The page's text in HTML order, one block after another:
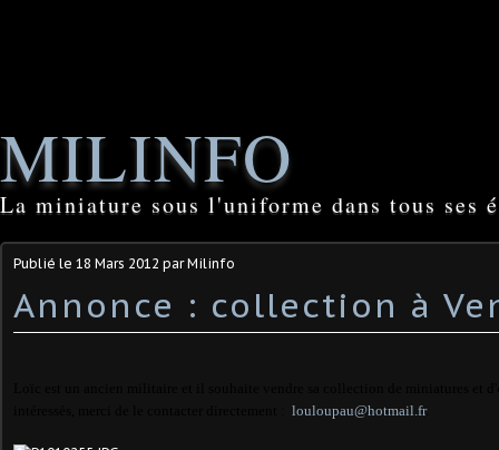
MILINFO
La miniature sous l'uniforme dans tous ses
Publié le 18 Mars 2012 par Milinfo
Annonce : collection à
louloupau@hotmail.fr.